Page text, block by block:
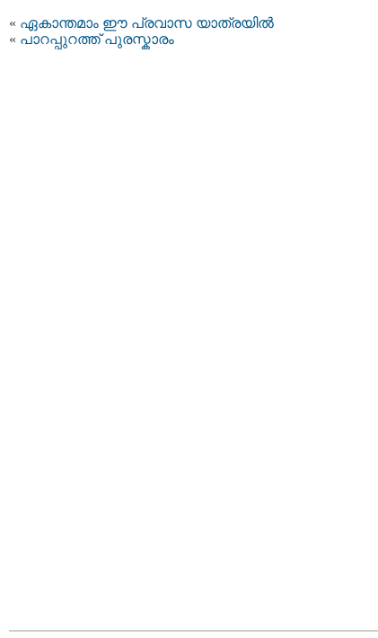
« ഏകാന്തമാം ഈ പ്രവാസ യാത്രയില്‍
« പാറപ്പുറത്ത് പുരസ്കാരം